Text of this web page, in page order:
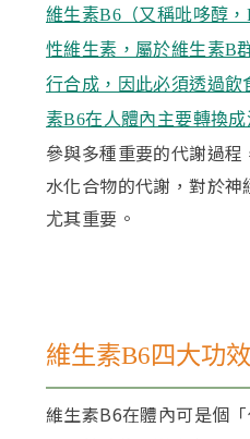
維生素B6（又稱吡哆醇
性維生素，屬於維生素B
行合成，因此必須透過飲
素B6在人體內主要轉換成
參與多種重要的代謝過
水化合物的代謝，對於
尤其重要。
維生素B6四大功
維生素B6在體內可是個